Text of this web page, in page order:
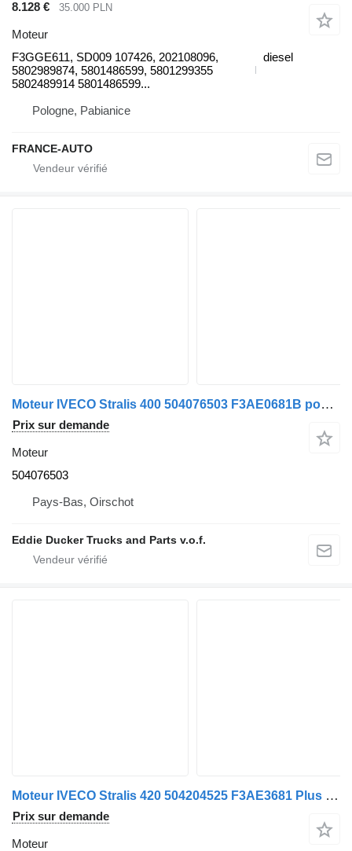
8.128 € 35.000 PLN
Moteur
F3GGE611, SD009 107426, 202108096,
5802989874, 5801486599, 5801299355
5802489914 5801486599...
diesel
Pologne, Pabianice
FRANCE-AUTO
Moteur IVECO Stralis 400 504076503 F3AE0681B pour camion IVECO STRALIS 400
Prix sur demande
Moteur
504076503
Pays-Bas, Oirschot
Eddie Ducker Trucks and Parts v.o.f.
Moteur IVECO Stralis 420 504204525 F3AE3681 Plus de pièces en stock pour camion IVECO STRALIS 420
Prix sur demande
Moteur